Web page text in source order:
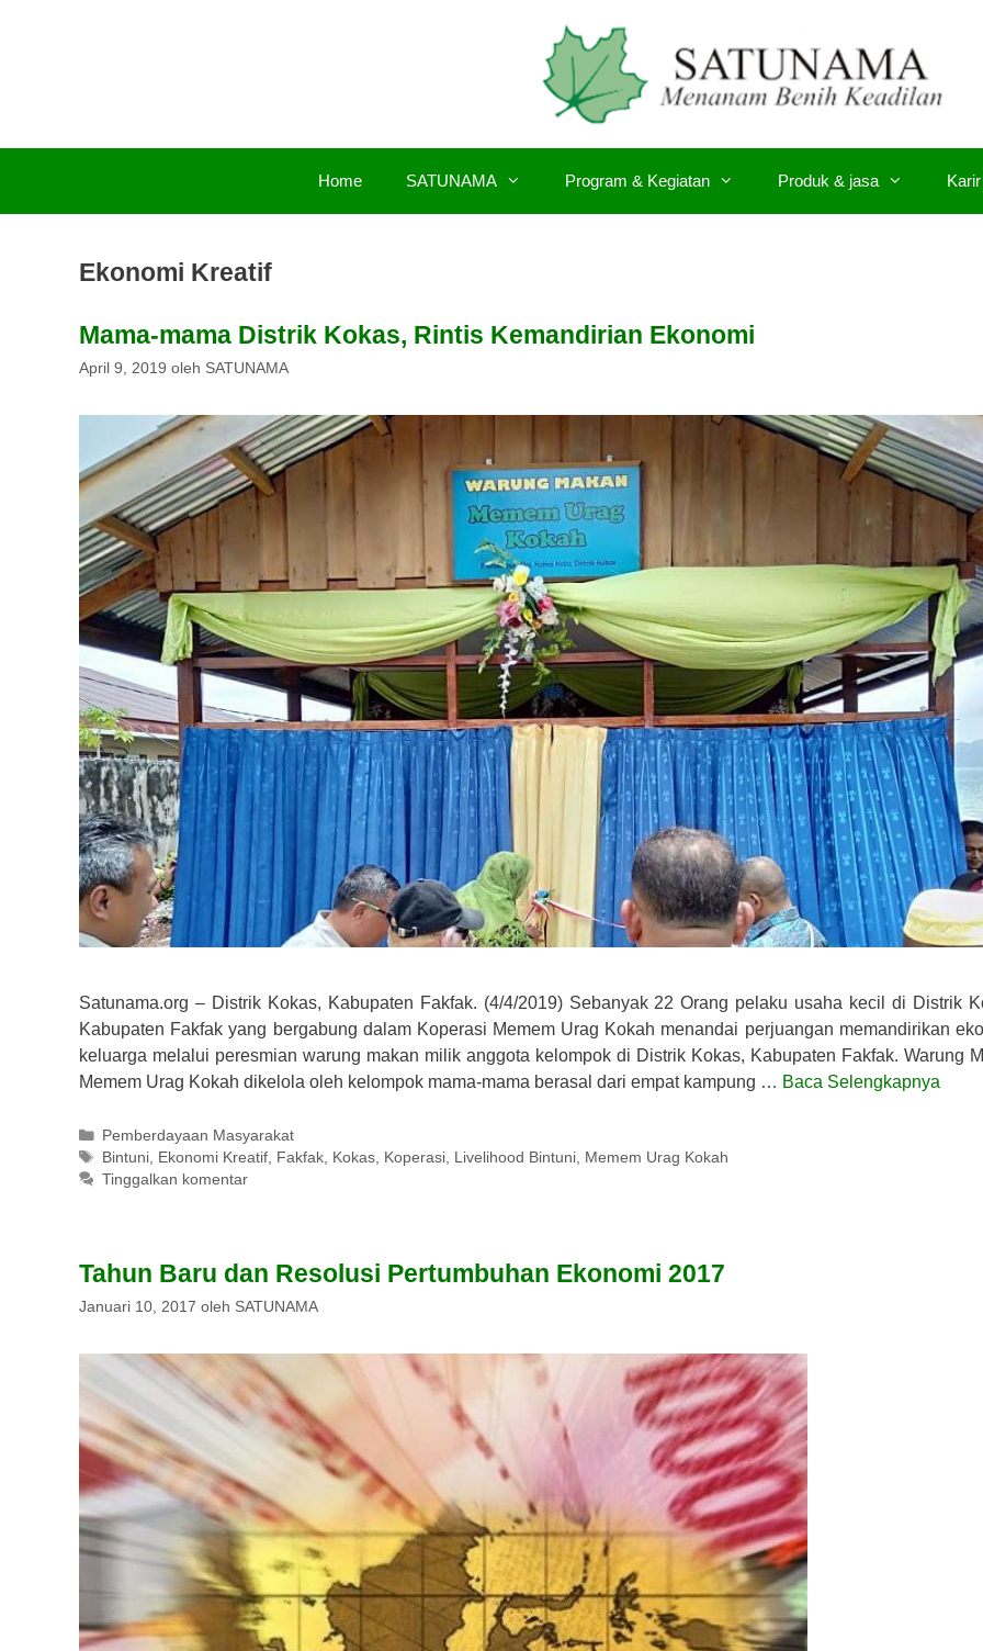
Home SATUNAMA Program & Kegiatan Produk & jasa Karir
Ekonomi Kreatif
Mama-mama Distrik Kokas, Rintis Kemandirian Ekonomi
April 9, 2019 oleh SATUNAMA
Satunama.org – Distrik Kokas, Kabupaten Fakfak. (4/4/2019) Sebanyak 22 Orang pelaku usaha kecil di Distrik
Kabupaten Fakfak yang bergabung dalam Koperasi Memem Urag Kokah menandai perjuangan memandirikan
keluarga melalui peresmian warung makan milik anggota kelompok di Distrik Kokas, Kabupaten Fakfak. Warung
Memem Urag Kokah dikelola oleh kelompok mama-mama berasal dari empat kampung … Baca Selengkapnya
Kategori
Pemberdayaan Masyarakat
Tag
Bintuni Ekonomi Kreatif Fakfak Kokas Koperasi Livelihood Bintuni
Memem Urag Kokah
Tinggalkan komentar
Tahun Baru dan Resolusi Pertumbuhan Ekonomi 2017
Januari 10, 2017 oleh SATUNAMA